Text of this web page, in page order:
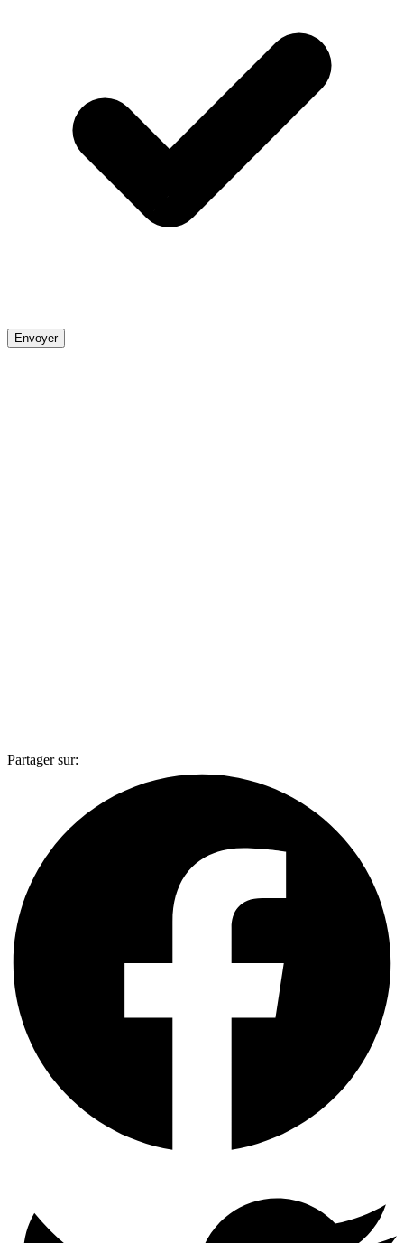
Envoyer
Partager sur: